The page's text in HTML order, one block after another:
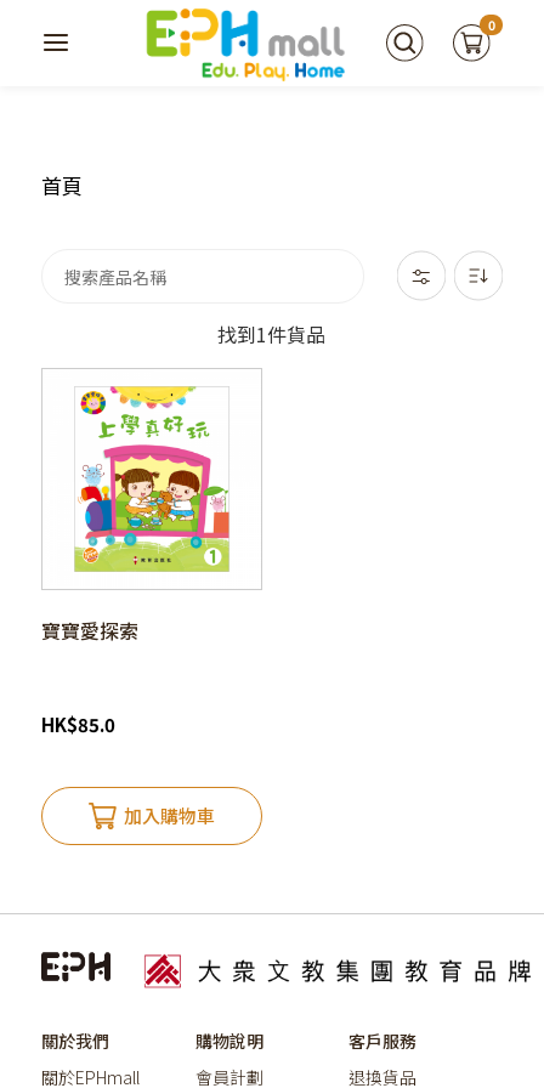
0
首頁
找到1件貨品
寶寶愛探索
HK$85.0
加入購物車
關於我們
關於EPHmall
購物說明
會員計劃
客戶服務
退換貨品